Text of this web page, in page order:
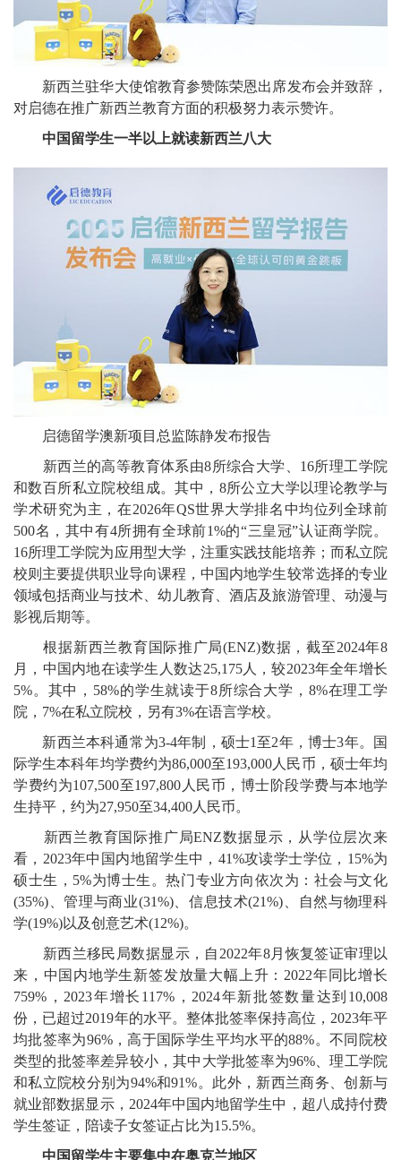
新西兰驻华大使馆教育参赞陈荣恩出席发布会并致辞，
对启德在推广新西兰教育方面的积极努力表示赞许。
中国留学生一半以上就读新西兰八大
启德留学澳新项目总监陈静发布报告
新西兰的高等教育体系由8所综合大学、16所理工学院
和数百所私立院校组成。其中，8所公立大学以理论教学与
学术研究为主，在2026年QS世界大学排名中均位列全球前
500名，其中有4所拥有全球前1%的“三皇冠”认证商学院。
16所理工学院为应用型大学，注重实践技能培养；而私立院
校则主要提供职业导向课程，中国内地学生较常选择的专业
领域包括商业与技术、幼儿教育、酒店及旅游管理、动漫与
影视后期等。
根据新西兰教育国际推广局(ENZ)数据，截至2024年8
月，中国内地在读学生人数达25,175人，较2023年全年增长
5%。其中，58%的学生就读于8所综合大学，8%在理工学
院，7%在私立院校，另有3%在语言学校。
新西兰本科通常为3-4年制，硕士1至2年，博士3年。国
际学生本科年均学费约为86,000至193,000人民币，硕士年均
学费约为107,500至197,800人民币，博士阶段学费与本地学
生持平，约为27,950至34,400人民币。
新西兰教育国际推广局ENZ数据显示，从学位层次来
看，2023年中国内地留学生中，41%攻读学士学位，15%为
硕士生，5%为博士生。热门专业方向依次为：社会与文化
(35%)、管理与商业(31%)、信息技术(21%)、自然与物理科
学(19%)以及创意艺术(12%)。
新西兰移民局数据显示，自2022年8月恢复签证审理以
来，中国内地学生新签发放量大幅上升：2022年同比增长
759%，2023年增长117%，2024年新批签数量达到10,008
份，已超过2019年的水平。整体批签率保持高位，2023年平
均批签率为96%，高于国际学生平均水平的88%。不同院校
类型的批签率差异较小，其中大学批签率为96%、理工学院
和私立院校分别为94%和91%。此外，新西兰商务、创新与
就业部数据显示，2024年中国内地留学生中，超八成持付费
学生签证，陪读子女签证占比为15.5%。
中国留学生主要集中在奥克兰地区